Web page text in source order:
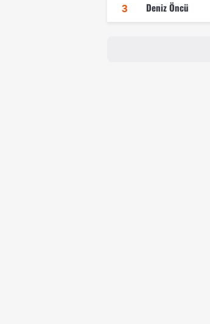
3 Deniz Öncü